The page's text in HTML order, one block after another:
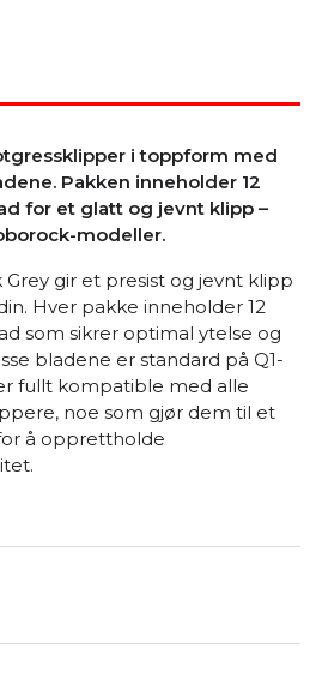
i toppform med
Pakken inneholder 12
for et glatt og jevnt klipp –
modeller.
gir et presist og jevnt klipp
Hver pakke inneholder 12
som sikrer optimal ytelse og
bladene er standard på Q1-
fullt kompatible med alle
noe som gjør dem til et
å opprettholde